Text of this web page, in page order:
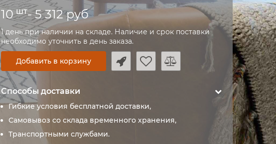
10 шт- 5 312 руб
1 день при наличии на складе. Наличие и срок поставки
необходимо уточнить в день заказа.
Добавить в корзину
Способы доставки
Гибкие условия бесплатной доставки,
Самовывоз со склада временного хранения,
Транспортными службами.